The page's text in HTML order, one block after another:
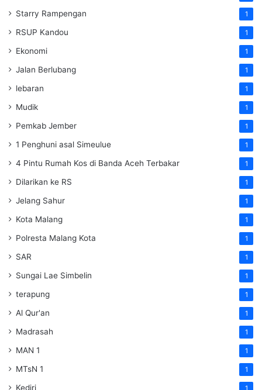
Starry Rampengan 1
RSUP Kandou 1
Ekonomi 1
Jalan Berlubang 1
lebaran 1
Mudik 1
Pemkab Jember 1
1 Penghuni asal Simeulue 1
4 Pintu Rumah Kos di Banda Aceh Terbakar 1
Dilarikan ke RS 1
Jelang Sahur 1
Kota Malang 1
Polresta Malang Kota 1
SAR 1
Sungai Lae Simbelin 1
terapung 1
Al Qur'an 1
Madrasah 1
MAN 1 1
MTsN 1 1
Kediri 1